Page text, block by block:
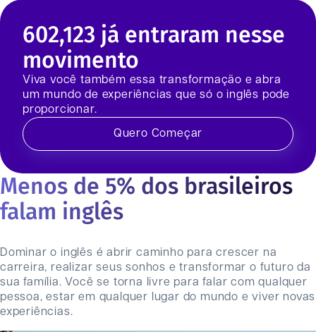
602,123 já entraram nesse
movimento
Viva você também essa transformação e abra
um mundo de experiências que só o inglês pode
proporcionar.
Quero Começar
Menos de 5% dos brasileiros
falam inglês
Dominar o inglês é abrir caminho para crescer na
carreira, realizar seus sonhos e transformar o futuro da
sua família. Você se torna livre para falar com qualquer
pessoa, estar em qualquer lugar do mundo e viver novas
experiências.